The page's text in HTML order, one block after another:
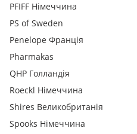
PFIFF Німеччина
PS of Sweden
Penelope Франція
Pharmakas
QHP Голландія
Roeckl Німеччина
Shires Великобританія
Spooks Німеччина